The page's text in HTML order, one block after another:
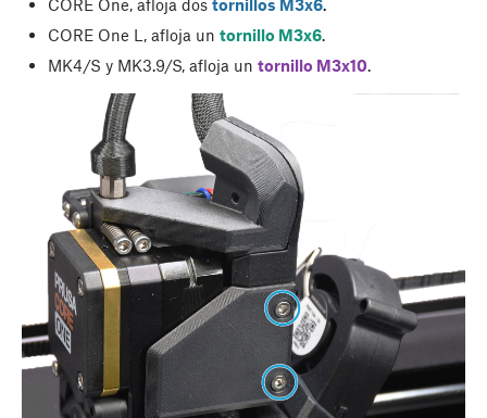
CORE One, afloja dos tornillos M3x6.
CORE One L, afloja un tornillo M3x6.
MK4/S y MK3.9/S, afloja un tornillo M3x10.